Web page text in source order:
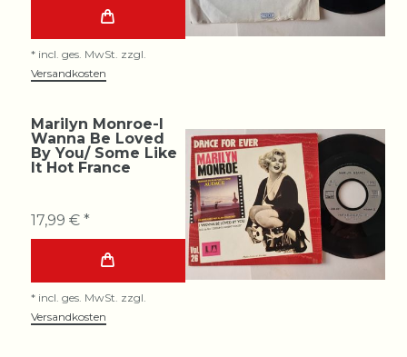
* incl. ges. MwSt. zzgl.
Versandkosten
Marilyn Monroe-I
Wanna Be Loved
By You/ Some Like
It Hot France
17,99 € *
* incl. ges. MwSt. zzgl.
Versandkosten